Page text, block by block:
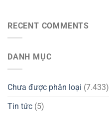
RECENT COMMENTS
DANH MỤC
Chưa được phân loại (7.433)
Tin tức (5)